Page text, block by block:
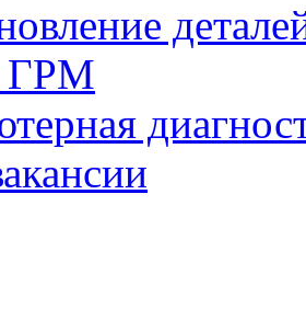
ГРМ